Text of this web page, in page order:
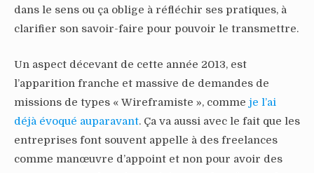
dans le sens ou ça oblige à réfléchir ses pratiques, à
clarifier son savoir-faire pour pouvoir le transmettre.
Un aspect décevant de cette année 2013, est
l’apparition franche et massive de demandes de
missions de types « Wireframiste », comme je l’ai
déjà évoqué auparavant. Ça va aussi avec le fait que les
entreprises font souvent appelle à des freelances
comme manœuvre d’appoint et non pour avoir des